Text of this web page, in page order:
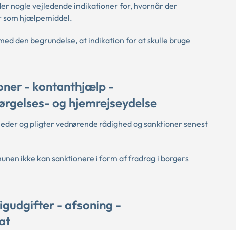
nogle vejledende indikationer for, hvornår der
som hjælpemiddel.
den begrundelse, at indikation for at skulle bruge
- kontanthjælp -
og hjemrejseydelse
og pligter vedrørende rådighed og sanktioner senest
ikke kan sanktionere i form af fradrag i borgers
- afsoning -